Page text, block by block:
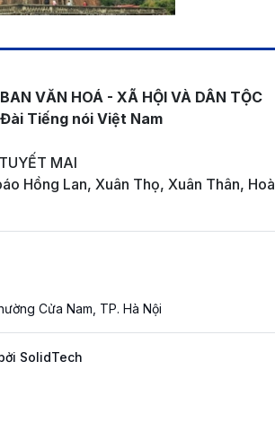
BAN VĂN HOÁ - XÃ HỘI VÀ DÂN TỘC
Đài Tiếng nói Việt Nam
MAI
Hồng Lan, Xuân Thọ, Xuân Thân,
Cửa Nam, TP. Hà Nội
SolidTech